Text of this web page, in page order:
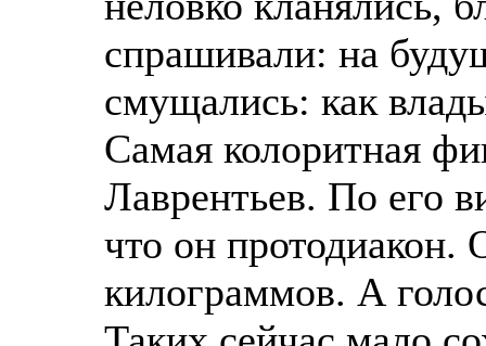
спрашивали: на
смущались: как
Самая колоритная
Лаврентьев. По его
что он протодиакон.
килограммов. А